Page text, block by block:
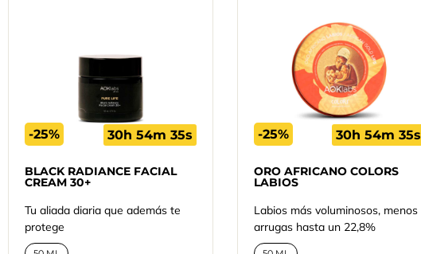
-25% 30h 54m 34s
BLACK RADIANCE FACIAL
CREAM 30+
Tu aliada diaria que además te
protege
-25% 30h 54m 34s
ORO AFRICANO COLORS
LABIOS
Labios más voluminosos, menos
arrugas hasta un 22,8%